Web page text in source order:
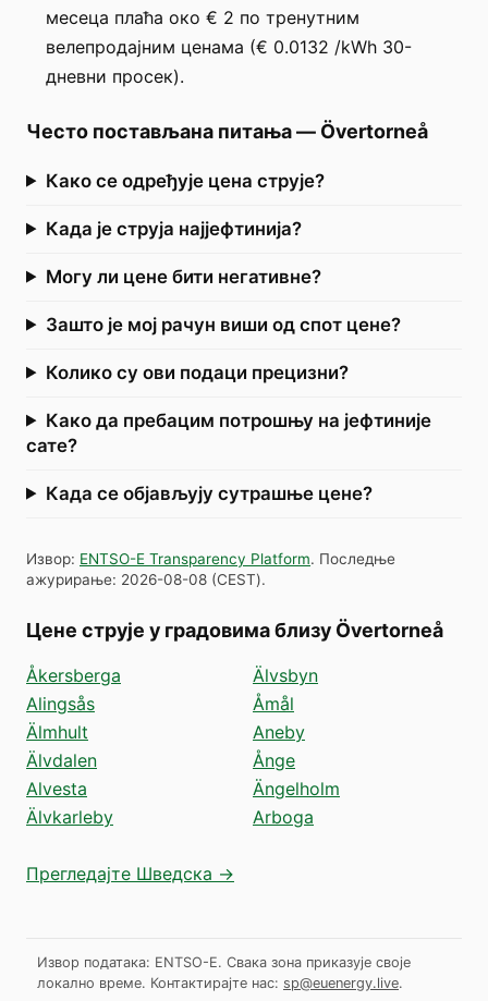
месеца плаћа око € 2 по тренутним
велепродајним ценама (€ 0.0132 /kWh 30-
дневни просек).
Често постављана питања— Övertorneå
Како се одређује цена струје?
Када је струја најјефтинија?
Могу ли цене бити негативне?
Зашто је мој рачун виши од спот цене?
Колико су ови подаци прецизни?
Како да пребацим потрошњу на јефтиније
сате?
Када се објављују сутрашње цене?
Извор: ENTSO-E Transparency Platform. Последње
ажурирање: 2026-08-08 (CEST).
Цене струје у градовима близу Övertorneå
Åkersberga
Alingsås
Älmhult
Älvdalen
Alvesta
Älvkarleby
Älvsbyn
Åmål
Aneby
Ånge
Ängelholm
Arboga
Прегледајте Шведска →
Извор података: ENTSO-E. Свака зона приказује своје
локално време. Контактирајте нас: sp@euenergy.live.